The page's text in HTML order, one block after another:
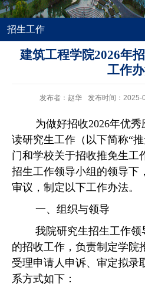
招生工作
建筑工程学院2026年
工作
发布者：赵华 发布时间：2025-
为做好招收2026年优
读研究生工作（以下简称“推
门和学校关于招收推免生工
招生工作领导小组的领导下
审议，制定以下工作办法。
一、组织与领导
我院研究生招生工作
的招收工作，负责制定学院
受理申请人 申诉、审定拟录
系方式如下：